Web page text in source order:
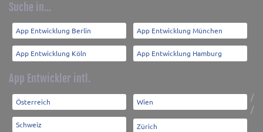
Suche in...
App Entwicklung Berlin App Entwicklung München
App Entwicklung Köln App Entwicklung Hamburg
App Entwickler intl.
Österreich /
Wien
Schweiz
/
Zürich